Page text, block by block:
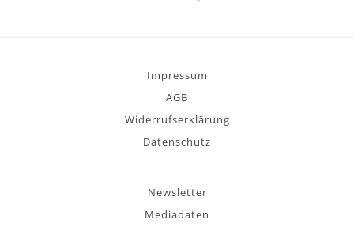
Impressum
AGB
Widerrufserklärung
Datenschutz
Newsletter
Mediadaten